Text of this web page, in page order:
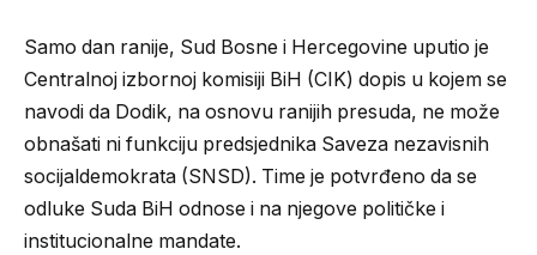
Samo dan ranije, Sud Bosne i Hercegovine uputio je
Centralnoj izbornoj komisiji BiH (CIK) dopis u kojem se
navodi da Dodik, na osnovu ranijih presuda, ne može
obnašati ni funkciju predsjednika Saveza nezavisnih
socijaldemokrata (SNSD). Time je potvrđeno da se
odluke Suda BiH odnose i na njegove političke i
institucionalne mandate.